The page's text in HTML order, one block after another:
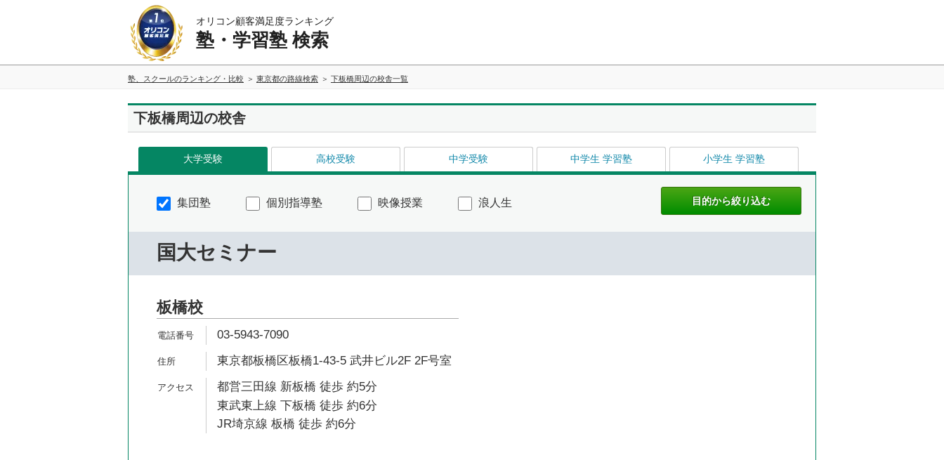
オリコン顧客満足度ランキング
塾・学習塾 検索
塾、スクールのランキング・比較 東京都の路線検索 下板橋周辺の校舎一覧
下板橋周辺の校舎
大学受験 高校受験 中学受験 中学生 学習塾 小学生 学習塾
集団塾 個別指導塾 映像授業 浪人生
国大セミナー
板橋校
03-5943-7090
東京都板橋区板橋1-43-5 武井ビル2F 2F号室
都営三田線 新板橋 徒歩 約5分
東武東上線 下板橋 徒歩 約6分
JR埼京線 板橋 徒歩 約6分